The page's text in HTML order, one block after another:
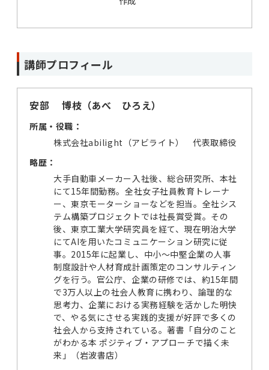
講師プロフィール
安部 博枝（あべ ひろえ）
所属・役職：
株式会社abilight（アビライト） 代表取締役
略歴：
大手自動車メーカー入社後、総合研究所、本社
にて15年間勤務。全社女子社員教育トレーナ
ー、東京モーターショーなどを担当。全社シス
テム構築プロジェクトでは社長賞受賞。その
後、東京工業大学研究員を経て、現在明治大学
にてAIを用いたコミュニケーション研究に従
事。2015年に起業し、中小〜中堅企業の人事
制度設計や人材育成計画策定のコンサルティン
グを行う。官公庁、企業の研修では、約15年間
で3万人以上の社会人教育に携わり、論理的な
思考力、企業における実務経験を活かした明快
で、やる気にさせる実践的支援が好評で多くの
社会人から支持されている。著書「自分のこと
がわかる本 ポジティブ・アプローチで描く未
来」（岩波書店）